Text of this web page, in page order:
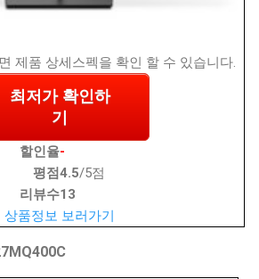
제품 상세스펙을 확인 할 수 있습니다.
최저가 확인하
기
할인율-
평점4.5/5점
리뷰수13
상품정보 보러가기